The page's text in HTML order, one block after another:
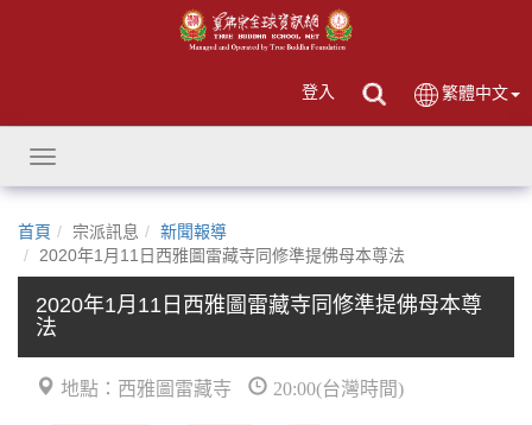
登入 繁體中文
Toggle
navigation
首頁 宗派訊息
新聞報導
2020年1月11日西雅圖雷藏寺同修準提佛母本尊法
2020年1月11日西雅圖雷藏寺同修準提佛母本尊
法
地點：西雅圖雷藏寺 20:00(台灣時間)